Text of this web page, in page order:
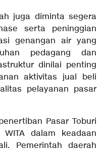
juga diminta segera
serta peninggian
genangan air yang
pedagang dan
dinilai penting
aktivitas jual beli
pelayanan pasar
Pasar Toburi
dalam keadaan
Pemerintah daerah